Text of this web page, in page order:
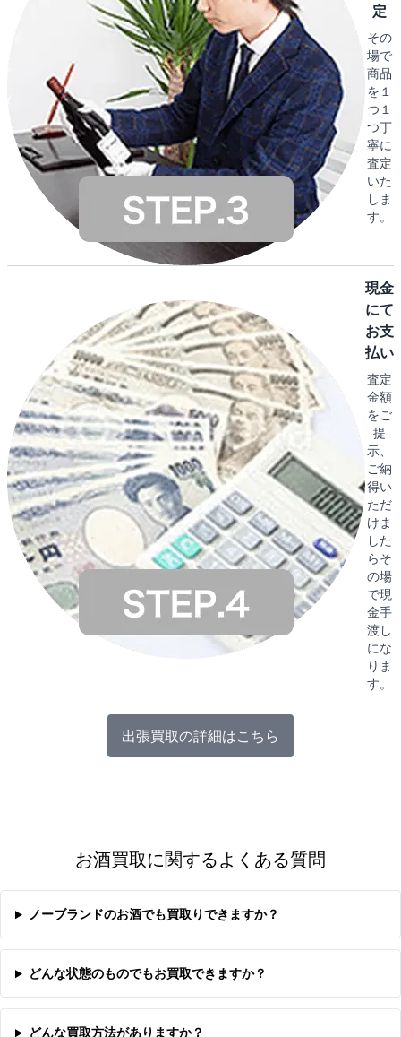
定
その
場で
商品
を１
つ１
つ丁
寧に
査定
いた
しま
す。
現金
にて
お支
払い
査定
金額
をご
提
示、
ご納
得い
ただ
けま
した
らそ
の場
で現
金手
渡し
にな
りま
す。
出張買取の詳細はこちら
お酒買取に関するよくある質問
ノーブランドのお酒でも買取りできますか？
どんな状態のものでもお買取できますか？
どんな買取方法がありますか？